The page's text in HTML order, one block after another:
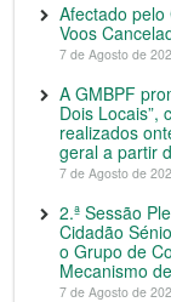
Afectado pelo
Voos
7 de Agosto de
A GMBPF
Dois Locais”,
realizados
geral a partir
7 de Agosto de
2.ª Sessão
Cidadão
o Grupo de
Mecanismo
7 de Agosto de